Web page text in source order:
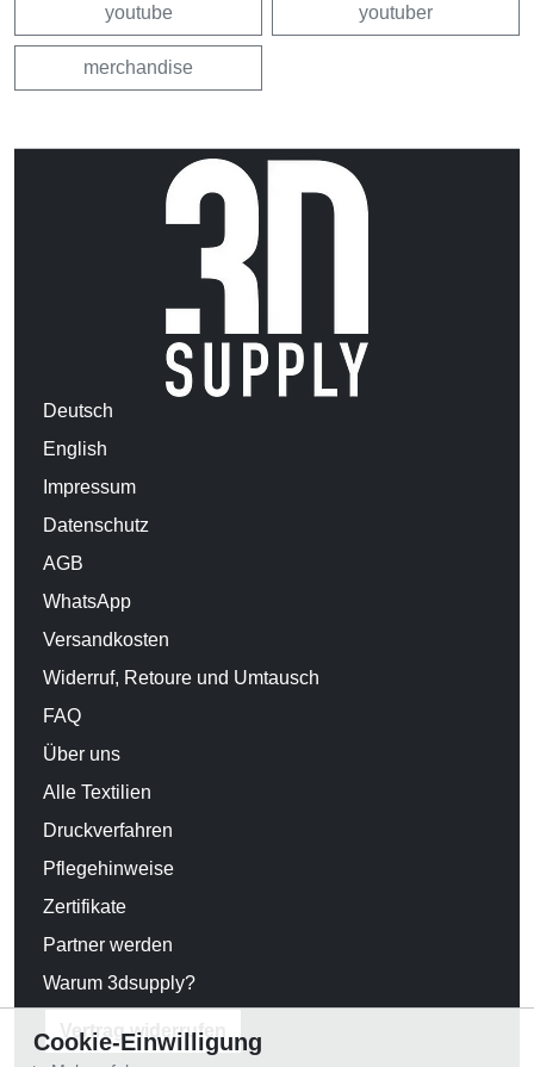
youtube youtuber
merchandise
Deutsch
English
Impressum
Datenschutz
AGB
WhatsApp
Versandkosten
Widerruf, Retoure und Umtausch
FAQ
Über uns
Alle Textilien
Druckverfahren
Pflegehinweise
Zertifikate
Partner werden
Warum 3dsupply?
Vertrag widerrufen
Cookie-Einwilligung